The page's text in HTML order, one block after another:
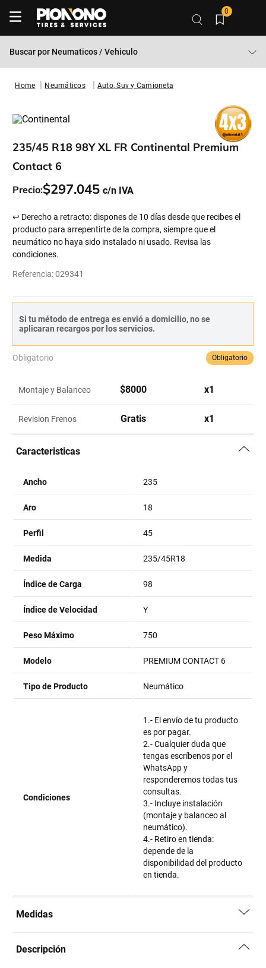
0
Buscar por Neumaticos / Vehiculo
Neumáticos Auto, Suv y Camioneta
235/45 R18 98Y XL FR Continental Premium
Contact 6
Precio:$297.045
↩ Derecho a retracto: dispones de 10 días desde que recibes el
producto para arrepentirte de la compra, siempre que el
neumático no haya sido instalado ni usado. Revisa las
condiciones.
Referencia:029341
Si tu método de entrega es envió a domicilio, no se
aplicaran recargos por los servicios.
Obligatorio Obligatorio
Montaje y Balanceo $8000 x1
Revision Frenos Gratis x1
Caracteristicas
Ancho 235
Aro 18
Perfil 45
Medida 235/45R18
Índice de Carga 98
Índice de Velocidad Y
Peso Máximo 750
Modelo PREMIUM CONTACT 6
Tipo de Producto Neumático
Condiciones
1.- El envío de tu producto
es por pagar.
2.- Cualquier duda que
tengas escríbenos por el
WhatsApp y
responderemos todas tus
consultas.
3.- Incluye instalación
(montaje y balanceo al
neumático).
4.- Retiro en tienda:
depende de la
disponibilidad del producto
en tienda.
Medidas
Descripción